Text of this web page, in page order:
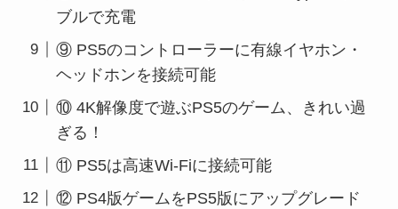
ブルで充電
⑨ PS5のコントローラーに有線イヤホン・
ヘッドホンを接続可能
⑩ 4K解像度で遊ぶPS5のゲーム、きれい過
ぎる！
⑪ PS5は高速Wi-Fiに接続可能
⑫ PS4版ゲームをPS5版にアップグレード